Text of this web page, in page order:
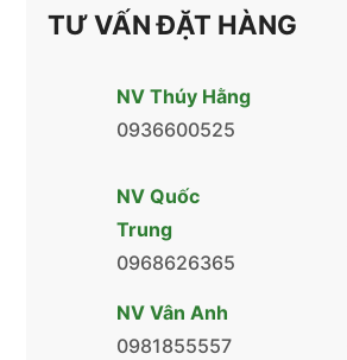
TƯ VẤN ĐẶT HÀNG
NV Thúy Hằng
0936600525
NV Quốc
Trung
0968626365
NV Vân Anh
0981855557